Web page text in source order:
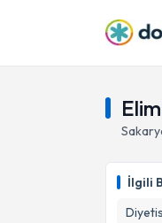
İlgili